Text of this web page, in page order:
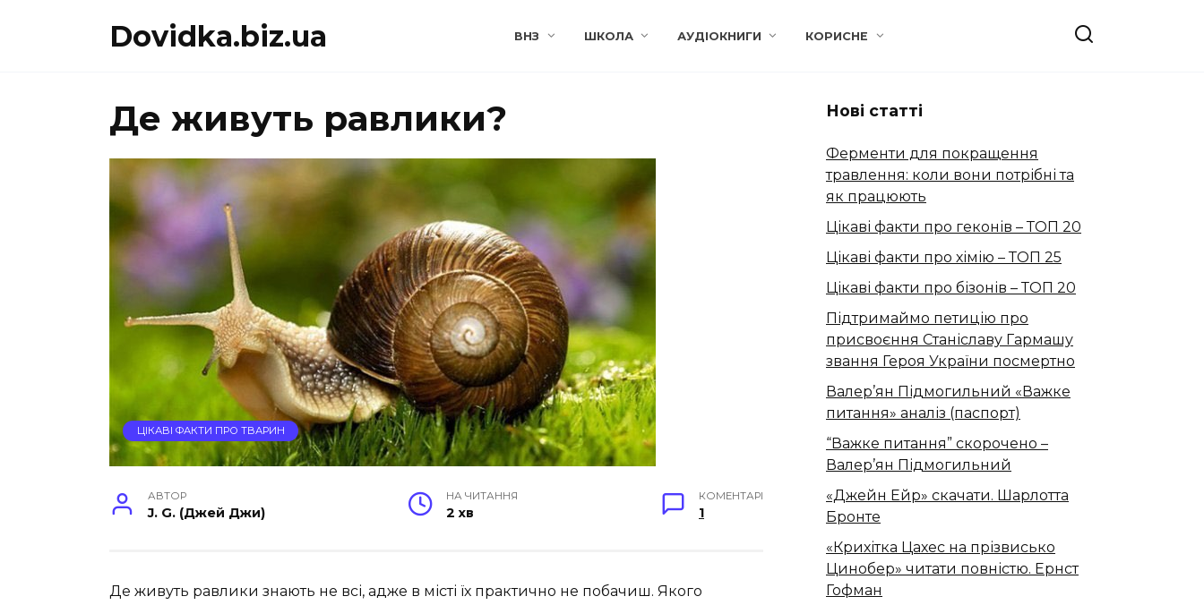
Dovidka.biz.ua ВНЗ ШКОЛА АУДІОКНИГИ КОРИСНЕ
Де живуть равлики?
ЦІКАВІ ФАКТИ ПРО ТВАРИН
АВТОР
J. G. (Джей Джи)
НА ЧИТАННЯ
2 хв
КОМЕНТАРІ
1
Де живуть равлики знають не всі, адже в місті їх практично не побачиш. Якого
Нові статті
Ферменти для покращення
травлення: коли вони потрібні та
як працюють
Цікаві факти про геконів – ТОП 20
Цікаві факти про хімію – ТОП 25
Цікаві факти про бізонів – ТОП 20
Підтримаймо петицію про
присвоєння Станіславу Гармашу
звання Героя України посмертно
Валер’ян Підмогильний «Важке
питання» аналіз (паспорт)
“Важке питання” скорочено –
Валер’ян Підмогильний
«Джейн Ейр» скачати. Шарлотта
Бронте
«Крихітка Цахес на прізвисько
Цинобер» читати повністю. Ернст
Гофман